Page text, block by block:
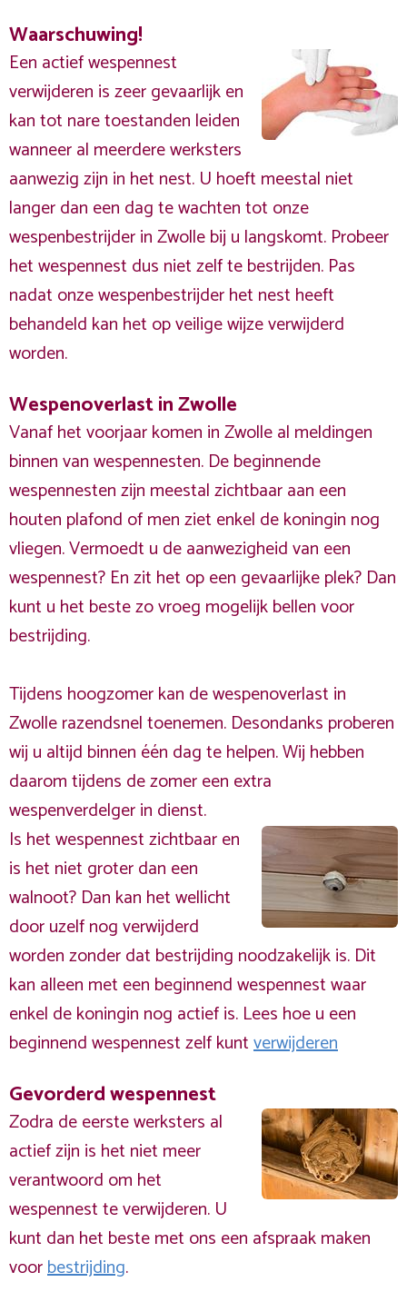
Waarschuwing!
Een actief wespennest
verwijderen is zeer gevaarlijk en
kan tot nare toestanden leiden
wanneer al meerdere werksters
aanwezig zijn in het nest. U hoeft meestal niet
langer dan een dag te wachten tot onze
wespenbestrijder in Zwolle bij u langskomt. Probeer
het wespennest dus niet zelf te bestrijden. Pas
nadat onze wespenbestrijder het nest heeft
behandeld kan het op veilige wijze verwijderd
worden.
Wespenoverlast in Zwolle
Vanaf het voorjaar komen in Zwolle al meldingen
binnen van wespennesten. De beginnende
wespennesten zijn meestal zichtbaar aan een
houten plafond of men ziet enkel de koningin nog
vliegen. Vermoedt u de aanwezigheid van een
wespennest? En zit het op een gevaarlijke plek? Dan
kunt u het beste zo vroeg mogelijk bellen voor
bestrijding.
Tijdens hoogzomer kan de wespenoverlast in
Zwolle razendsnel toenemen. Desondanks proberen
wij u altijd binnen één dag te helpen. Wij hebben
daarom tijdens de zomer een extra
wespenverdelger in dienst.
Is het wespennest zichtbaar en
is het niet groter dan een
walnoot? Dan kan het wellicht
door uzelf nog verwijderd
worden zonder dat bestrijding noodzakelijk is. Dit
kan alleen met een beginnend wespennest waar
enkel de koningin nog actief is. Lees hoe u een
beginnend wespennest zelf kuntverwijderen
Gevorderd wespennest
Zodra de eerste werksters al
actief zijn is het niet meer
verantwoord om het
wespennest te verwijderen. U
kunt dan het beste met ons een afspraak maken
voorbestrijding.